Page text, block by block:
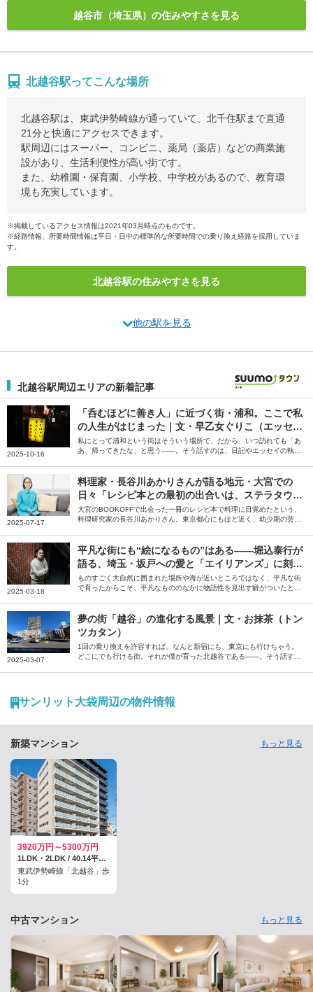
越谷市（埼玉県）の住みやすさを見る
北越谷駅ってこんな場所
北越谷駅は、東武伊勢崎線が通っていて、北千住駅まで直通
21分と快適にアクセスできます。
駅周辺にはスーパー、コンビニ、薬局（薬店）などの商業施
設があり、生活利便性が高い街です。
また、幼稚園・保育園、小学校、中学校があるので、教育環
境も充実しています。
※掲載しているアクセス情報は2021年03月時点のものです。
※経路情報、所要時間情報は平日・日中の標準的な所要時間での乗り換え経路を採用していま
す。
北越谷駅の住みやすさを見る
他の駅を見る
北越谷駅周辺エリアの新着記事
2025-10-16
「呑むほどに善き人」に近づく街・浦和。ここで私
の人生がはじまった｜文・早乙女ぐりこ（エッセイ
スト）
私にとって浦和という街はそういう場所で、だから、いつ訪れても「あ
あ、帰ってきたな」と思う――。そう話すのは、日記やエッセイの執筆
2025-07-17
料理家・長谷川あかりさんが語る地元・大宮での
日々「レシピ本との最初の出合いは、ステラタウン
のBOOKOFFでした」
大宮のBOOKOFFで出会った一冊のレシピ本で料理に目覚めたという、
料理研究家の長谷川あかりさん。東京都心にもほど近く、幼少期の芸能
いただきました。
2025-03-18
平凡な街にも“絵になるもの”はある――堀込泰行が
語る、埼玉・坂戸への愛と「エイリアンズ」に刻ま
れた原風景
ものすごく大自然に囲まれた場所や海が近いところではなく、平凡な街
で育ったからこそ、平凡なもののなかに物語性を見出す癖がついたと思
について伺いました。
2025-03-07
夢の街「越谷」の進化する風景｜文・お抹茶（トン
ツカタン）
1回の乗り換えを許容すれば、なんと新宿にも、東京にも行けちゃう。
どこにでも行ける街。それが僕が育った北越谷である――。そう話すの
サンリット大袋周辺の物件情報
新築マンション もっと見る
3920万円～5300万円
1LDK・2LDK / 40.14平米・53.28平米
東武伊勢崎線「北越谷」歩
1分
中古マンション もっと見る